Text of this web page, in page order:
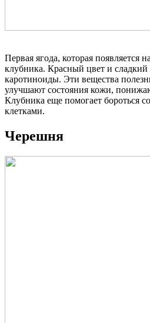
Первая ягода, которая появляется
клубника. Красный цвет и сладкий
каротиноиды. Эти вещества
улучшают состояния кожи,
Клубника еще помогает бороться
клетками.
Черешня